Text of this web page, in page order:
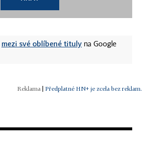
mezi své oblíbené tituly na Google
Předplatné HN+ je zcela bez reklam.